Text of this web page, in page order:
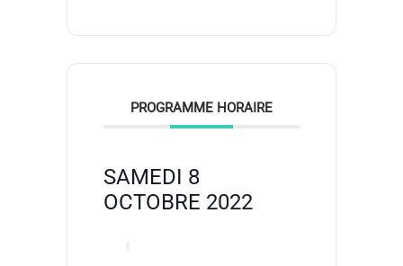
PROGRAMME HORAIRE
SAMEDI 8
OCTOBRE 2022